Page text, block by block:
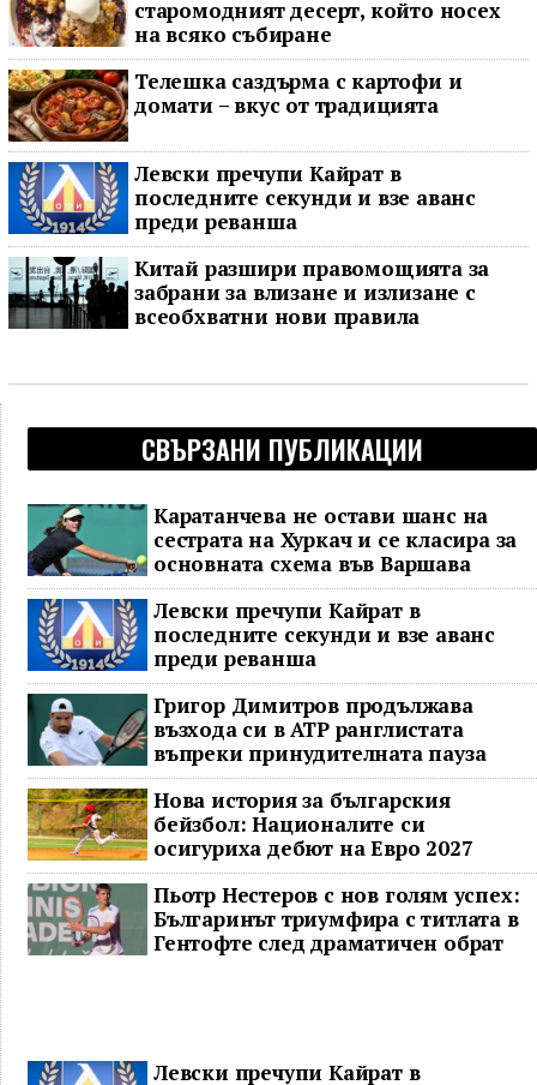
старомодният десерт, който носех
на всяко събиране
Телешка саздърма с картофи и
домати – вкус от традицията
Левски пречупи Кайрат в
последните секунди и взе аванс
преди реванша
Китай разшири правомощията за
забрани за влизане и излизане с
всеобхватни нови правила
СВЪРЗАНИ ПУБЛИКАЦИИ
Каратанчева не остави шанс на
сестрата на Хуркач и се класира за
основната схема във Варшава
Левски пречупи Кайрат в
последните секунди и взе аванс
преди реванша
Григор Димитров продължава
възхода си в ATP ранглистата
въпреки принудителната пауза
Нова история за българския
бейзбол: Националите си
осигуриха дебют на Евро 2027
Пьотр Нестеров с нов голям успех:
Българинът триумфира с титлата в
Гентофте след драматичен обрат
Левски пречупи Кайрат в